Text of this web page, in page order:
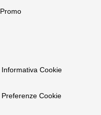
Promo
Informativa Cookie
Preferenze Cookie